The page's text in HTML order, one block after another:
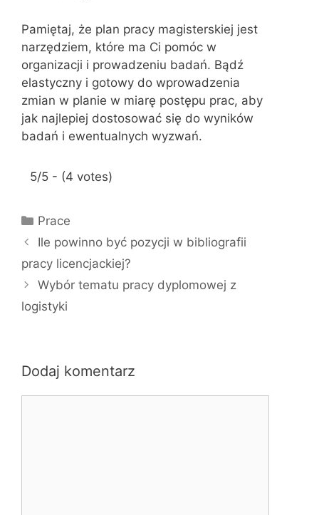
Pamiętaj, że plan pracy magisterskiej jest
narzędziem, które ma Ci pomóc w
organizacji i prowadzeniu badań. Bądź
elastyczny i gotowy do wprowadzenia
zmian w planie w miarę postępu prac, aby
jak najlepiej dostosować się do wyników
badań i ewentualnych wyzwań.
5/5 - (4 votes)
K
a
e
g
o
Prace
Ile powinno być pozycji w bibliografii
pracy licencjackiej?
Wybór tematu pracy dyplomowej z
logistyki
Dodaj komentarz